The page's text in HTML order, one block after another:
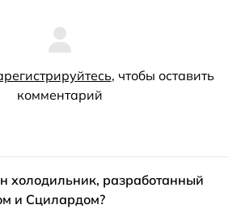
, чтобы оставить
комментарий
холодильник, разработанный
и Сцилардом?